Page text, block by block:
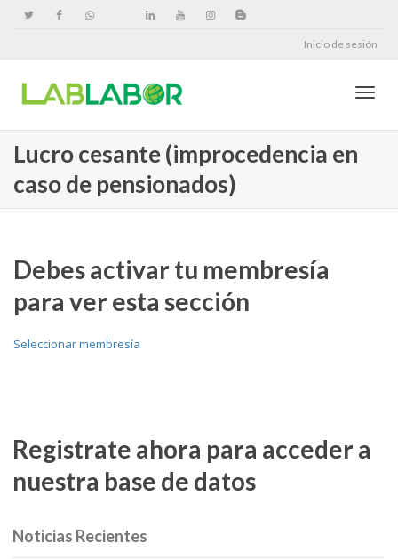
Inicio de sesión
Lucro cesante (improcedencia en
caso de pensionados)
Debes activar tu membresía
para ver esta sección
Seleccionar membresía
Registrate ahora para acceder a
nuestra base de datos
Noticias Recientes